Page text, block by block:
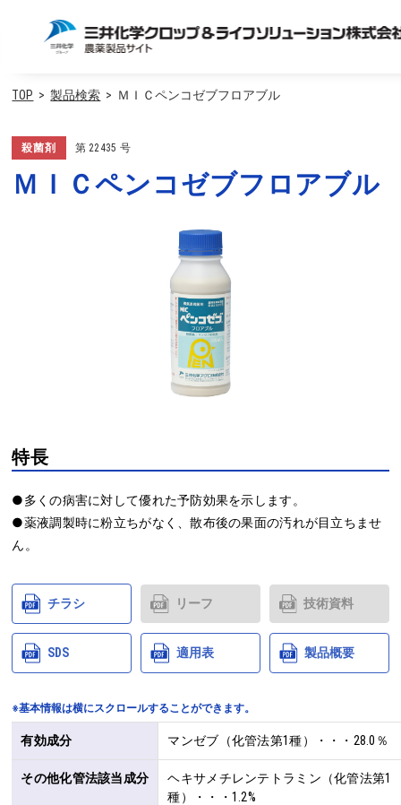
TOP 製品検索 ＭＩＣペンコゼブフロアブル
殺菌剤 第 22435 号
ＭＩＣペンコゼブフロアブル
特長
●多くの病害に対して優れた予防効果を示します。
●薬液調製時に粉立ちがなく、散布後の果面の汚れが目立ちませ
ん。
チラシ リーフ 技術資料
SDS 適用表 製品概要
※基本情報は横にスクロールすることができます。
有効成分 マンゼブ（化管法第1種）・・・28.0％
その他化管法該当成分
ヘキサメチレンテトラミン（化管法第1
種）・・・1.2%